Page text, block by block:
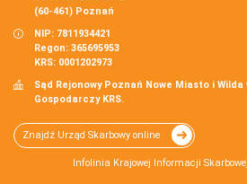
(60-461) Poznań
NIP: 7811934421
Regon: 365695953
KRS: 0001202973
Sąd Rejonowy Poznań Nowe Miasto i Wilda
Gospodarczy KRS.
Znajdź Urząd Skarbowy online
Infolinia Krajowej Informacji